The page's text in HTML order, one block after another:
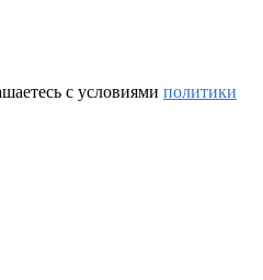
c условиями политики